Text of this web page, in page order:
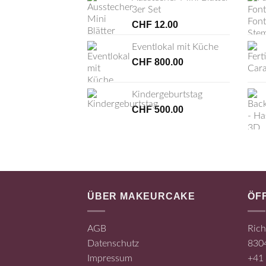
3er Set
CHF 12.00
Eventlokal mit Küche
CHF 800.00
Kindergeburtstag
CHF500.00
ÜBER MAKEURCAKE
AGB
Datenschutz
Impressum
+41